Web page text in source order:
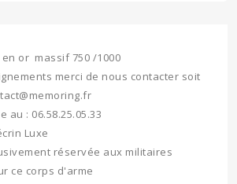
or massif 750 /1000
merci de nous contacter soit
au : 06.58.25.05.33
Luxe
réservée aux militaires
ce corps d'arme